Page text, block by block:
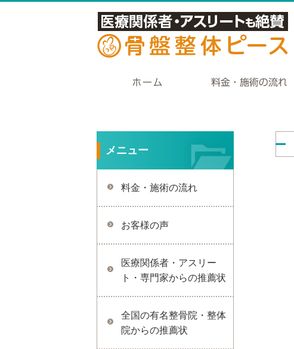
メニュー
料金・施術の流れ
お客様の声
医療関係者・アスリー
ト・専門家からの推薦状
全国の有名整骨院・整体
院からの推薦状